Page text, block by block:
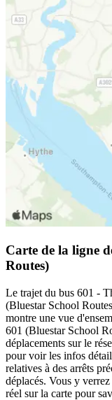
Carte de la ligne
Routes)
Le trajet du bus 601 -
(Bluestar School
montre une vue
601 (Bluestar School
déplacements sur le
pour voir les infos
relatives à des arrêts
déplacés. Vous y
réel sur la carte pour